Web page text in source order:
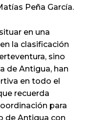
Peña García.
en una
la clasificación
sino
de Antigua, han
en todo el
recuerda
para
de Antigua con